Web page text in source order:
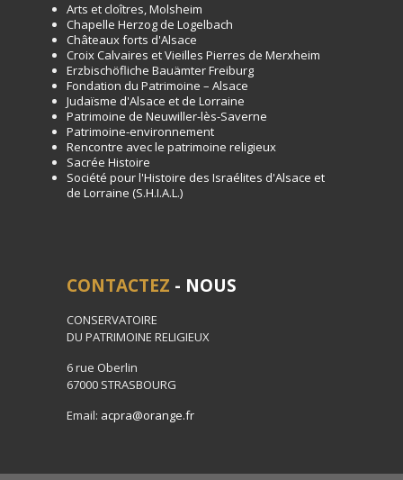
Arts et cloîtres, Molsheim
Chapelle Herzog de Logelbach
Châteaux forts d'Alsace
Croix Calvaires et Vieilles Pierres de Merxheim
Erzbischöfliche Bauämter Freiburg
Fondation du Patrimoine – Alsace
Judaïsme d'Alsace et de Lorraine
Patrimoine de Neuwiller-lès-Saverne
Patrimoine-environnement
Rencontre avec le patrimoine religieux
Sacrée Histoire
Société pour l'Histoire des Israélites d'Alsace et
de Lorraine (S.H.I.A.L.)
CONTACTEZ - NOUS
CONSERVATOIRE
DU PATRIMOINE RELIGIEUX
6 rue Oberlin
67000 STRASBOURG
Email: acpra@orange.fr